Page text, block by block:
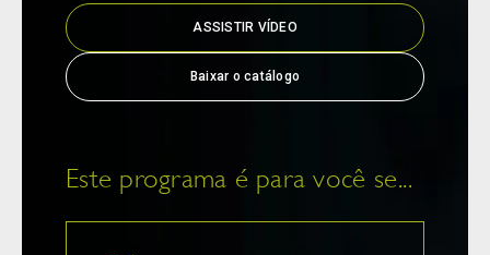
ASSISTIR VÍDEO
Baixar o catálogo
Este programa é para você se...